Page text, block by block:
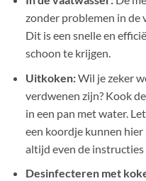
zonder problemen in de
Dit is een snelle en
schoon te krijgen.
Uitkoken:Wil je zeker
verdwenen zijn? Kook
in een pan met water.
een koordje kunnen hier
altijd even de
Desinfecteren met